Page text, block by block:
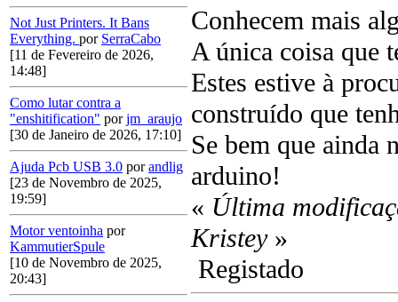
Not Just Printers. It Bans
Everything. por SerraCabo
[11 de Fevereiro de 2026,
14:48]
Como lutar contra a
"enshitification" porjm_araujo
[30 de Janeiro de 2026, 17:10]
Ajuda Pcb USB 3.0 porandlig
[23 de Novembro de 2025,
19:59]
Motor ventoinha por
KammutierSpule
[10 de Novembro de 2025,
20:43]
Conhecem mais
A única coisa que
Estes estive à
construído que
Se bem que ainda
arduino!
« Última
Kristey»
Registado